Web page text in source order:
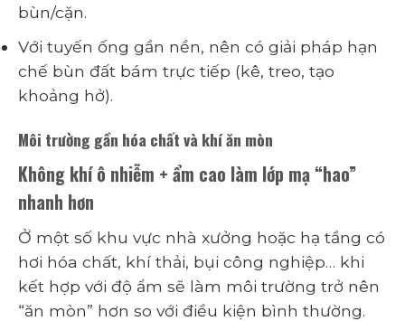
bùn/cặn.
Với tuyến ống gần nền, nên có giải pháp hạn
chế bùn đất bám trực tiếp (kê, treo, tạo
khoảng hở).
Môi trường gần hóa chất và khí ăn mòn
Không khí ô nhiễm + ẩm cao làm lớp mạ “hao”
nhanh hơn
Ở một số khu vực nhà xưởng hoặc hạ tầng có
hơi hóa chất, khí thải, bụi công nghiệp… khi
kết hợp với độ ẩm sẽ làm môi trường trở nên
“ăn mòn” hơn so với điều kiện bình thường.